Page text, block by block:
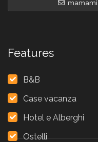
Features
B&B
Case vacanza
Hotel e Alberghi
Ostelli